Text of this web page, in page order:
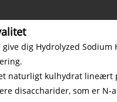
dig Hydrolyzed Sodium
et naturligt kulhydrat
disaccharider, som er N-